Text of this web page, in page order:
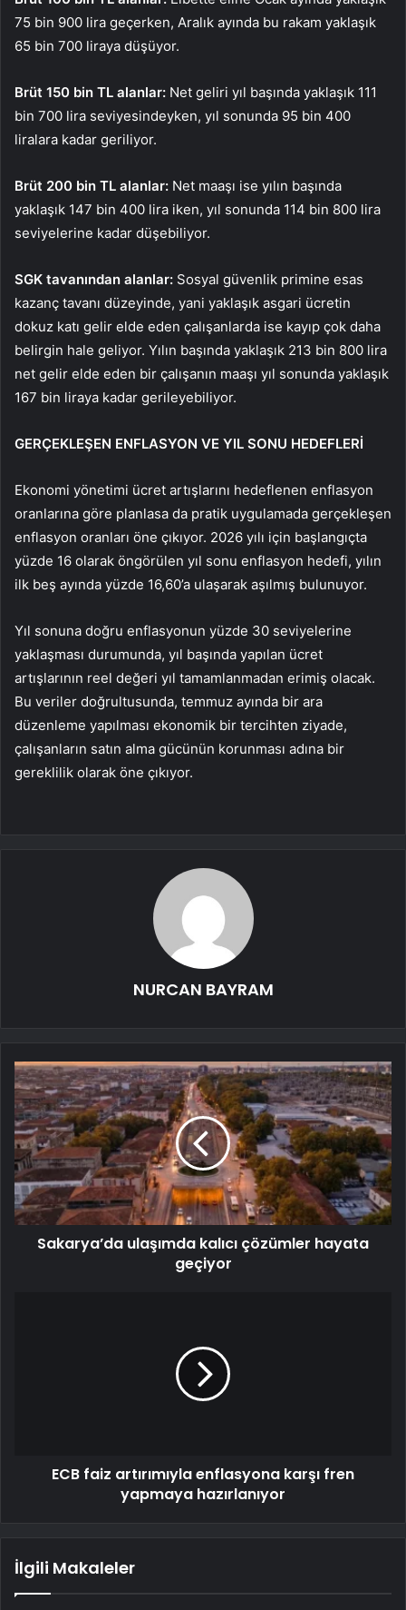
75 bin 900 lira geçerken, Aralık ayında bu rakam yaklaşık
65 bin 700 liraya düşüyor.
Brüt 150 bin TL alanlar: Net geliri yıl başında yaklaşık 111
bin 700 lira seviyesindeyken, yıl sonunda 95 bin 400
liralara kadar geriliyor.
Brüt 200 bin TL alanlar: Net maaşı ise yılın başında
yaklaşık 147 bin 400 lira iken, yıl sonunda 114 bin 800 lira
seviyelerine kadar düşebiliyor.
SGK tavanından alanlar: Sosyal güvenlik primine esas
kazanç tavanı düzeyinde, yani yaklaşık asgari ücretin
dokuz katı gelir elde eden çalışanlarda ise kayıp çok daha
belirgin hale geliyor. Yılın başında yaklaşık 213 bin 800 lira
net gelir elde eden bir çalışanın maaşı yıl sonunda yaklaşık
167 bin liraya kadar gerileyebiliyor.
GERÇEKLEŞEN ENFLASYON VE YIL SONU HEDEFLERİ
Ekonomi yönetimi ücret artışlarını hedeflenen enflasyon
oranlarına göre planlasa da pratik uygulamada gerçekleşen
enflasyon oranları öne çıkıyor. 2026 yılı için başlangıçta
yüzde 16 olarak öngörülen yıl sonu enflasyon hedefi, yılın
ilk beş ayında yüzde 16,60’a ulaşarak aşılmış bulunuyor.
Yıl sonuna doğru enflasyonun yüzde 30 seviyelerine
yaklaşması durumunda, yıl başında yapılan ücret
artışlarının reel değeri yıl tamamlanmadan erimiş olacak.
Bu veriler doğrultusunda, temmuz ayında bir ara
düzenleme yapılması ekonomik bir tercihten ziyade,
çalışanların satın alma gücünün korunması adına bir
gereklilik olarak öne çıkıyor.
NURCAN BAYRAM
Sakarya’da ulaşımda kalıcı çözümler hayata
geçiyor
ECB faiz artırımıyla enflasyona karşı fren
yapmaya hazırlanıyor
İlgili Makaleler